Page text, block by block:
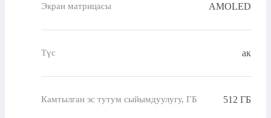
Экран матрицасы AMOLED
Түс ак
Камтылган эс тутум сыйымдуулугу, ГБ 512 ГБ